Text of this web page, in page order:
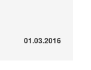
01.03.2016